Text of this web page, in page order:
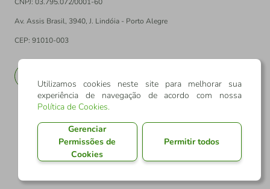
CNPJ: 03.795.072/0001-60
Av. Assis Brasil, 3940, J. Lindóia - Porto Alegre
CEP: 91010-003
Utilizamos cookies neste site para melhorar sua
experiência de navegação de acordo com nossa
Política de Cookies.
Gerenciar
Permissões de
Cookies
Permitir todos